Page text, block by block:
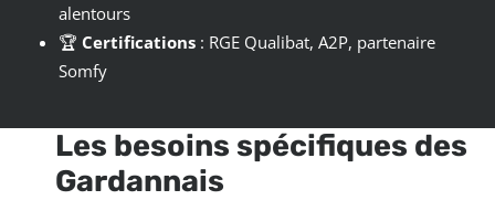
alentours
🏆 Certifications : RGE Qualibat, A2P, partenaire
Somfy
Les besoins spécifiques des
Gardannais